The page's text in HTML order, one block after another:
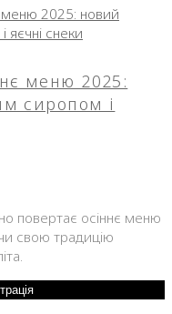
меню 2025:
сиропом і
повертає осіннє меню
свою традицію